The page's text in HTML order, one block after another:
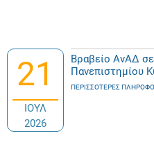
21
ΙΟΥΛ
2026
Βραβείο ΑνΑΔ
Πανεπιστημίου
ΠΕΡΙΣΣΌΤΕΡΕΣ